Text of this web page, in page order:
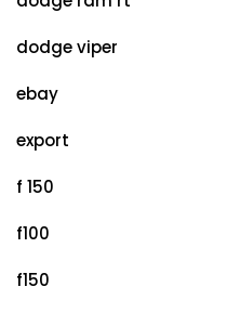
dodge viper
ebay
export
f 150
f100
f150